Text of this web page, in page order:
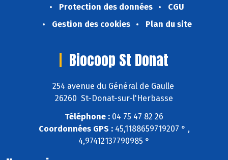
Protection des données
CGU
Gestion des cookies
Plan du site
Biocoop St Donat
254 avenue du Général de Gaulle
26260 St-Donat-sur-l'Herbasse
Téléphone : 04 75 47 82 26
Coordonnées GPS :45,1188659719207 ° ,
4,97412137790985 °